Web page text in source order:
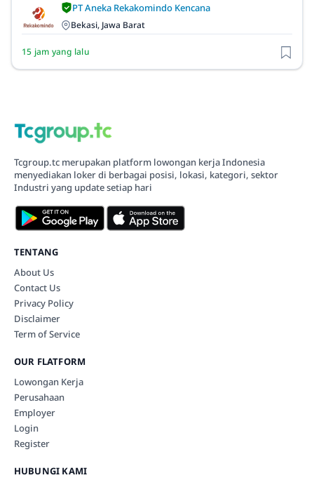
PT Aneka Rekakomindo Kencana
Bekasi, Jawa Barat
15 jam yang lalu
Tcgroup.tc merupakan platform lowongan kerja Indonesia
menyediakan loker di berbagai posisi, lokasi, kategori, sektor
Industri yang update setiap hari
TENTANG
About Us
Contact Us
Privacy Policy
Disclaimer
Term of Service
OUR FLATFORM
Lowongan Kerja
Perusahaan
Employer
Login
Register
HUBUNGI KAMI